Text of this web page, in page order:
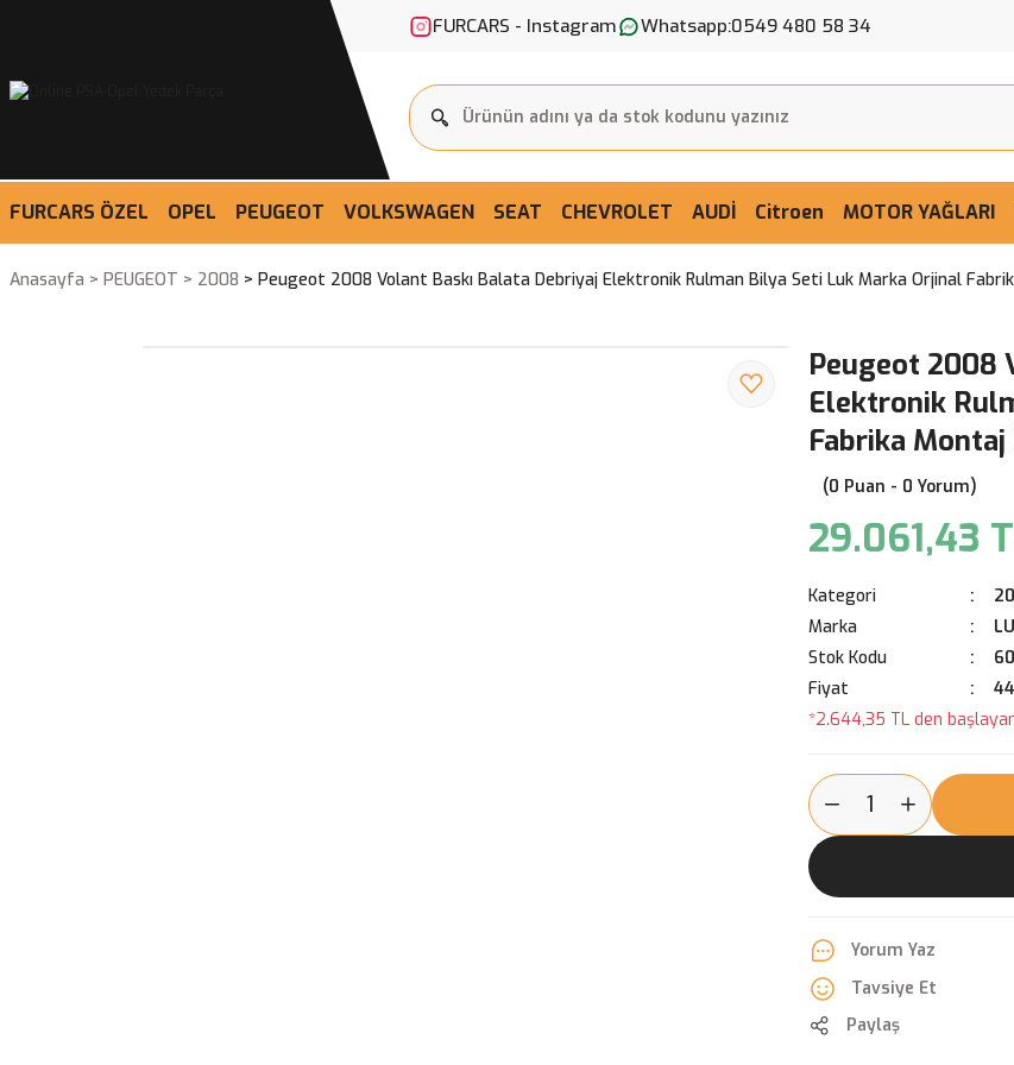
FURCARS - Instagram Whatsapp:0549 480 58 34
FURCARS ÖZEL OPEL PEUGEOT VOLKSWAGEN SEAT CHEVROLET AUDİ Citroen MOTOR YAĞLARI
Anasayfa PEUGEOT 2008 Peugeot 2008 Volant Baskı Balata Debriyaj Elektronik Rulman Bilya Seti Luk Marka Orjinal
Peugeot 2008
Elektronik
Fabrika Montaj
(0 Puan - 0 Yorum)
29.061,43
Kategori
Marka
Stok Kodu
Fiyat
*2.644,35 TL den
Yorum Yaz
Tavsiye Et
Paylaş